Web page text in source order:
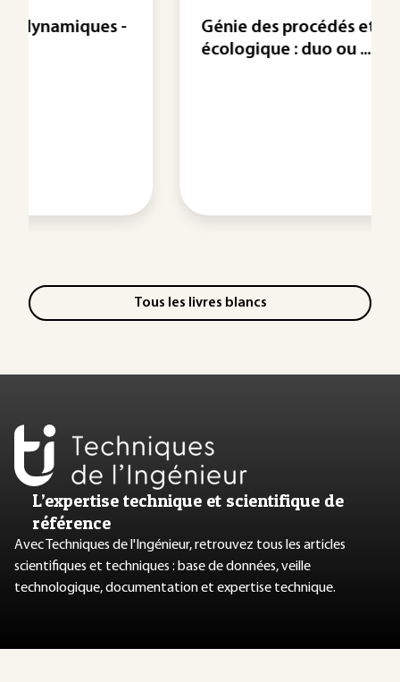
Génie des procédés et transition
écologique : duo ou ...
Tous les livres blancs
L’expertise technique et scientifique de
référence
Avec Techniques de l'Ingénieur, retrouvez tous les articles
scientifiques et techniques : base de données, veille
technologique, documentation et expertise technique.